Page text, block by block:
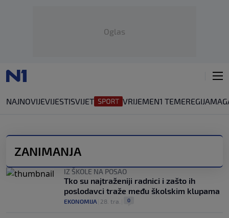
Oglas
NAJNOVIJEVIJESTISVIJET VRIJEMEN1 TEMEREGIJA
ZANIMANJA
IZ ŠKOLE NA POSAO
Tko su najtraženiji radnici i zašto ih
poslodavci traže među školskim klupama
EKONOMIJA 28. tra. 0